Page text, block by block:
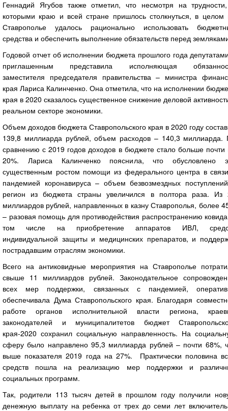
Геннадий Ягубов также отметил, что несмотря на
которыми краю и всей стране пришлось столкнуться, в целом
Ставрополье удалось рационально использовать
средства и обеспечить выполнение обязательств перед
Годовой отчет об исполнении бюджета прошлого года
приглашенным представила исполняющая
заместителя председателя правительства – министра
края Лариса Калинченко. Она отметила, что на исполнении
края в 2020 сказалось существенное снижение деловой
реальном секторе экономики.
Объем доходов бюджета Ставропольского края в 2020 году
139,8 миллиарда рублей, объем расходов – 140,3 миллиарда.
сравнению с 2019 годов доходов в бюджете стало больше почти
20%. Лариса Калинченко пояснила, что обусловлено
существенным ростом помощи из федерального центра в
пандемией коронавируса – объем безвозмездных
регион из бюджета страны увеличился в полтора раза. Из
миллиардов рублей, направленных в казну Ставрополья, более
– разовая помощь для противодействия распространению
том числе на приобретение аппаратов ИВЛ,
индивидуальной защиты и медицинских препаратов, и
пострадавшим отраслям экономики.
Всего на антиковидные мероприятия на Ставрополье
свыше 11 миллиардов рублей. Законодательное
всех мер поддержки, связанных с пандемией,
обеспечивала Дума Ставропольского края. Благодаря
работе органов исполнительной власти региона,
законодателей и муниципалитетов бюджет
края-2020 сохранил социальную направленность. На
сферу было направлено 95,3 миллиарда рублей – почти 68%,
выше показателя 2019 года на 27%. Практически половина
средств пошла на реализацию мер поддержки и
социальных программ.
Так, родители 113 тысяч детей в прошлом году получили
денежную выплату на ребенка от трех до семи лет